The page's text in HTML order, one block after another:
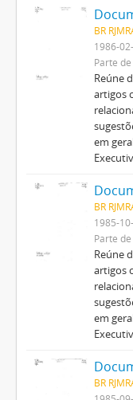
BR
1986-
Parte de
Reúne
artigos
em
BR
1985-
Parte de
Reúne
artigos
em
BR